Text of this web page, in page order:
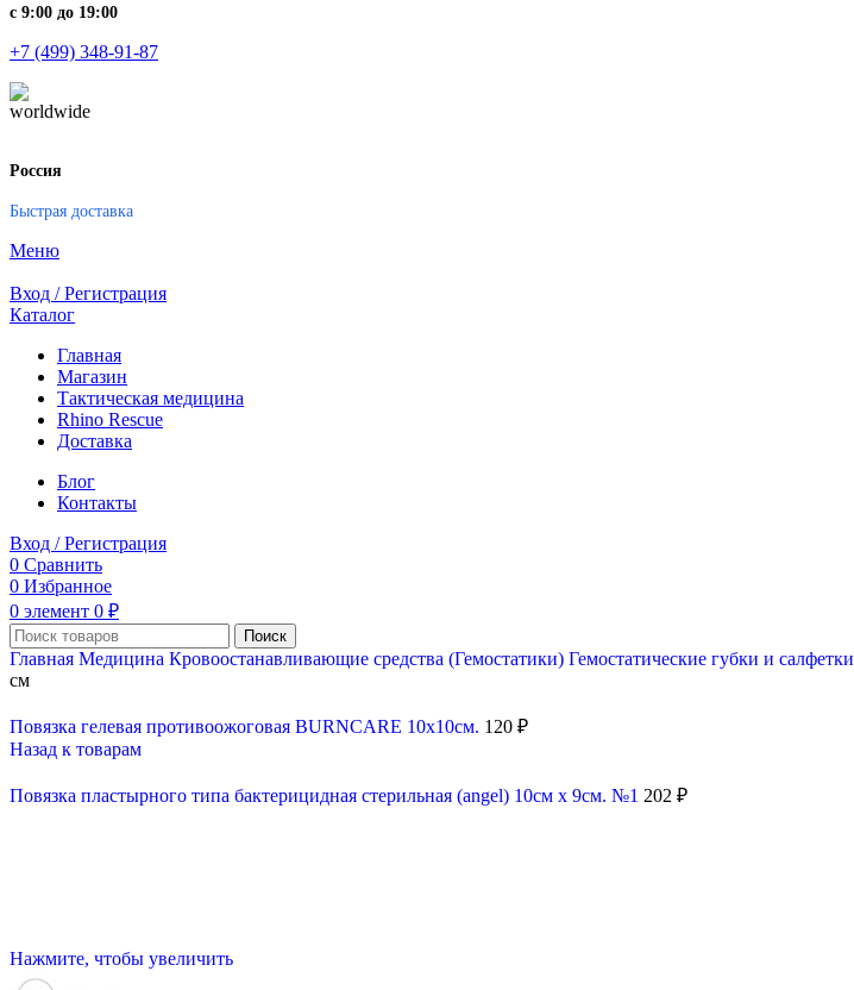
с 9:00 до 19:00
+7 (499) 348-91-87
Россия
Быстрая доставка
Меню
Вход / Регистрация
Каталог
Главная
Магазин
Тактическая медицина
Rhino Rescue
Доставка
Блог
Контакты
Вход / Регистрация
0 Сравнить
0 Избранное
0 элемент 0 ₽
Поиск
Главная Медицина Кровоостанавливающие средства (Гемостатики) Гемостатические губки и салфетки
см
Повязка гелевая противоожоговая BURNCARE 10x10см. 120 ₽
Назад к товарам
Повязка пластырного типа бактерицидная стерильная (angel) 10см х 9см. №1 202 ₽
Нажмите, чтобы увеличить